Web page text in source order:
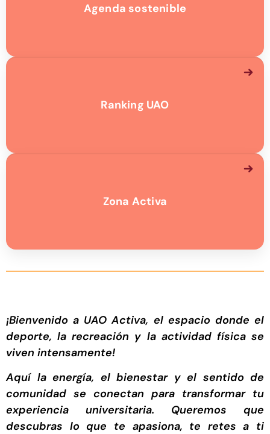
Agenda sostenible
Ranking UAO
Zona Activa
¡Bienvenido a UAO Activa, el espacio donde el
deporte, la recreación y la actividad física se
viven intensamente!
Aquí la energía, el bienestar y el sentido de
comunidad se conectan para transformar tu
experiencia universitaria. Queremos que
descubras lo que te apasiona, te retes a ti